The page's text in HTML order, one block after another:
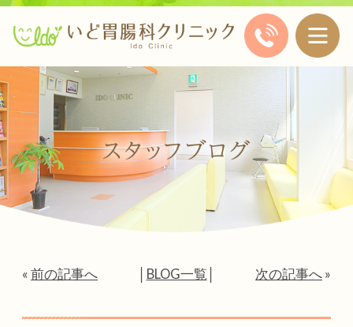
« 前の記事へ BLOG一覧 次の記事へ »